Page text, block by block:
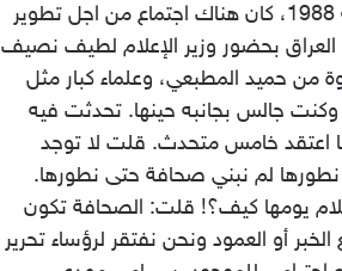
العراقية سنة 1988، كان هناك اجتماع من اجل تطوير
بحضور وزير الإعلام لطيف نصيف
من حميد المطبعي، وعلماء كبار مثل
وكنت جالس بجانبه حينها. تحدثت فيه
اعتقد خامس متحدث. قلت لا توجد
لم نبني صحافة حتى نطورها.
يومها كيف؟! قلت: الصحافة تكون
الخبر أو العمود ونحن نفتقر لرؤساء تحرير